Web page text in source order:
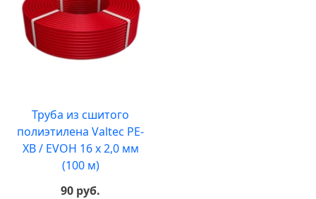
Труба из сшитого
полиэтилена Valtec PE-
XB / EVOH 16 x 2,0 мм
(100 м)
90 руб.